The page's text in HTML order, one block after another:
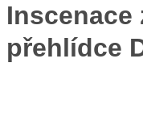
Inscenace
přehlídce